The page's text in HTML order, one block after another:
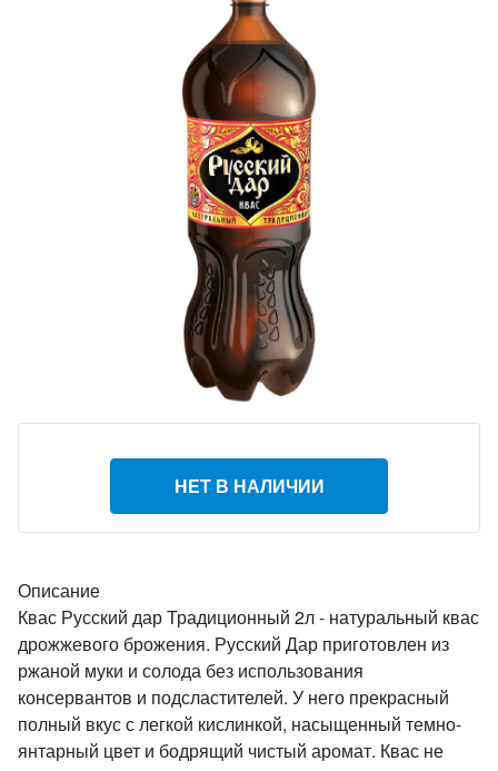
НЕТ В НАЛИЧИИ
Описание
Квас Русский дар Традиционный 2л - натуральный квас
дрожжевого брожения. Русский Дар приготовлен из
ржаной муки и солода без использования
консервантов и подсластителей. У него прекрасный
полный вкус с легкой кислинкой, насыщенный темно-
янтарный цвет и бодрящий чистый аромат. Квас не